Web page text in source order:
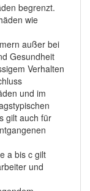
begrenzt.
wie
außer bei
Gesundheit
Verhalten
und im
gilt auch für
a bis c gilt
und